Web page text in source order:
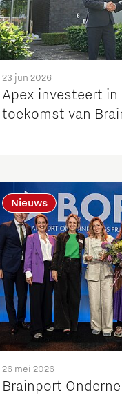
23 jun 2026
Apex investeert in
toekomst van
Nieuws
26 mei 2026
Brainport